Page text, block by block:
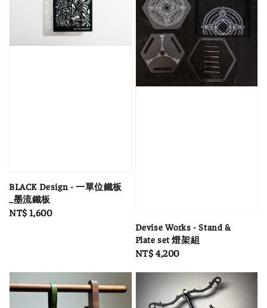
BLACK Design - 一單位鐵板
_墨流鐵板
Regular
NT$ 1,600
Devise Works - Stand &
Plate set 燈架組
Regular
NT$ 4,200